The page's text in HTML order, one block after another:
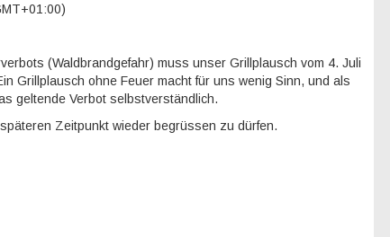
(Waldbrandgefahr) muss unser Grillplausch vom 4. Juli
Grillplausch ohne Feuer macht für uns wenig Sinn, und als
geltende Verbot selbstverständlich.
Zeitpunkt wieder begrüssen zu dürfen.